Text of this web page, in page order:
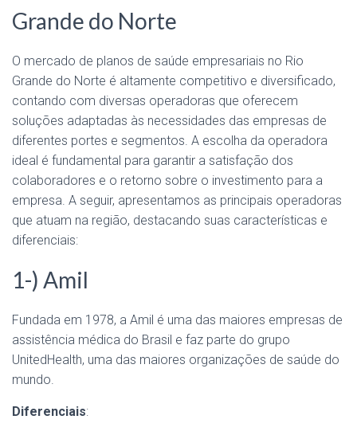
Grande do Norte
O mercado de planos de saúde empresariais no Rio
Grande do Norte é altamente competitivo e diversificado,
contando com diversas operadoras que oferecem
soluções adaptadas às necessidades das empresas de
diferentes portes e segmentos. A escolha da operadora
ideal é fundamental para garantir a satisfação dos
colaboradores e o retorno sobre o investimento para a
empresa. A seguir, apresentamos as principais operadoras
que atuam na região, destacando suas características e
diferenciais:
1-) Amil
Fundada em 1978, a Amil é uma das maiores empresas de
assistência médica do Brasil e faz parte do grupo
UnitedHealth, uma das maiores organizações de saúde do
mundo.
Diferenciais: